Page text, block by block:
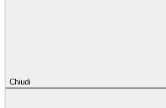
Chiudi